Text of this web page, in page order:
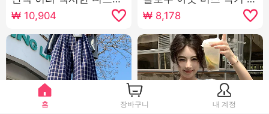
레이 몸 중간 및 긴 섹션
₩ 10,904
웨터 여자 가을 겨울 느긋
한 바람 부드러운 찹쌀 무
거운 작업 다용도 캐주얼
니트 스웨터
₩ 8,178
홈 장바구니 내 계정